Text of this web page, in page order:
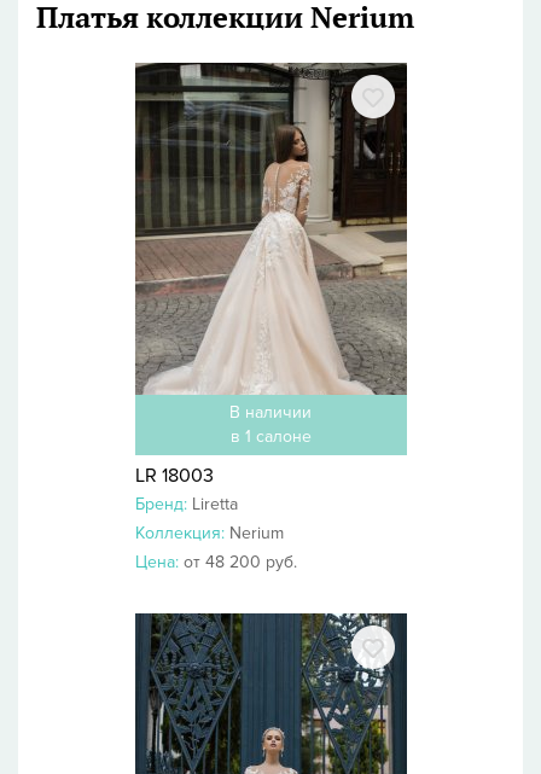
Платья коллекции Nerium
В наличии
в 1 салоне
LR 18003
Бренд: Liretta
Коллекция: Nerium
Цена: от 48 200 руб.